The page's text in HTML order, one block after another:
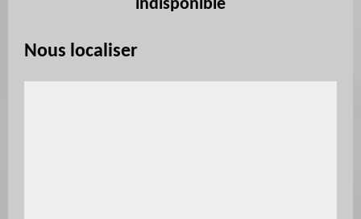
indisponible
Nous localiser